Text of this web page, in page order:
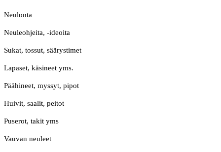
Neulonta
Neuleohjeita, -ideoita
Sukat, tossut, säärystimet
Lapaset, käsineet yms.
Päähineet, myssyt, pipot
Huivit, saalit, peitot
Puserot, takit yms
Vauvan neuleet